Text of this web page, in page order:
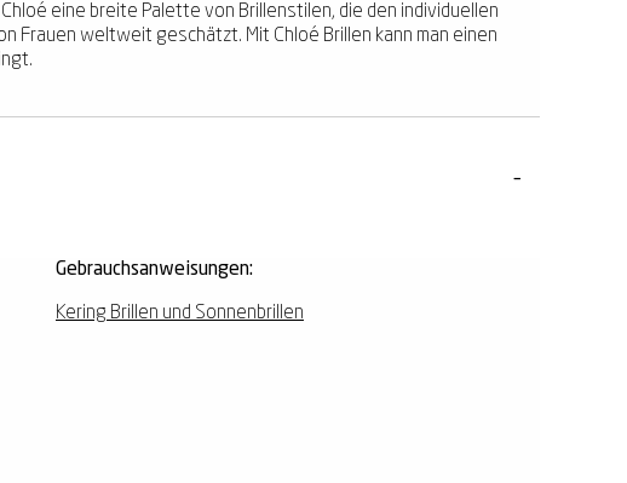
eine breite Palette von Brillenstilen, die den individuellen
Frauen weltweit geschätzt. Mit Chloé Brillen kann man einen
Gebrauchsanweisungen:
Kering Brillen und Sonnenbrillen